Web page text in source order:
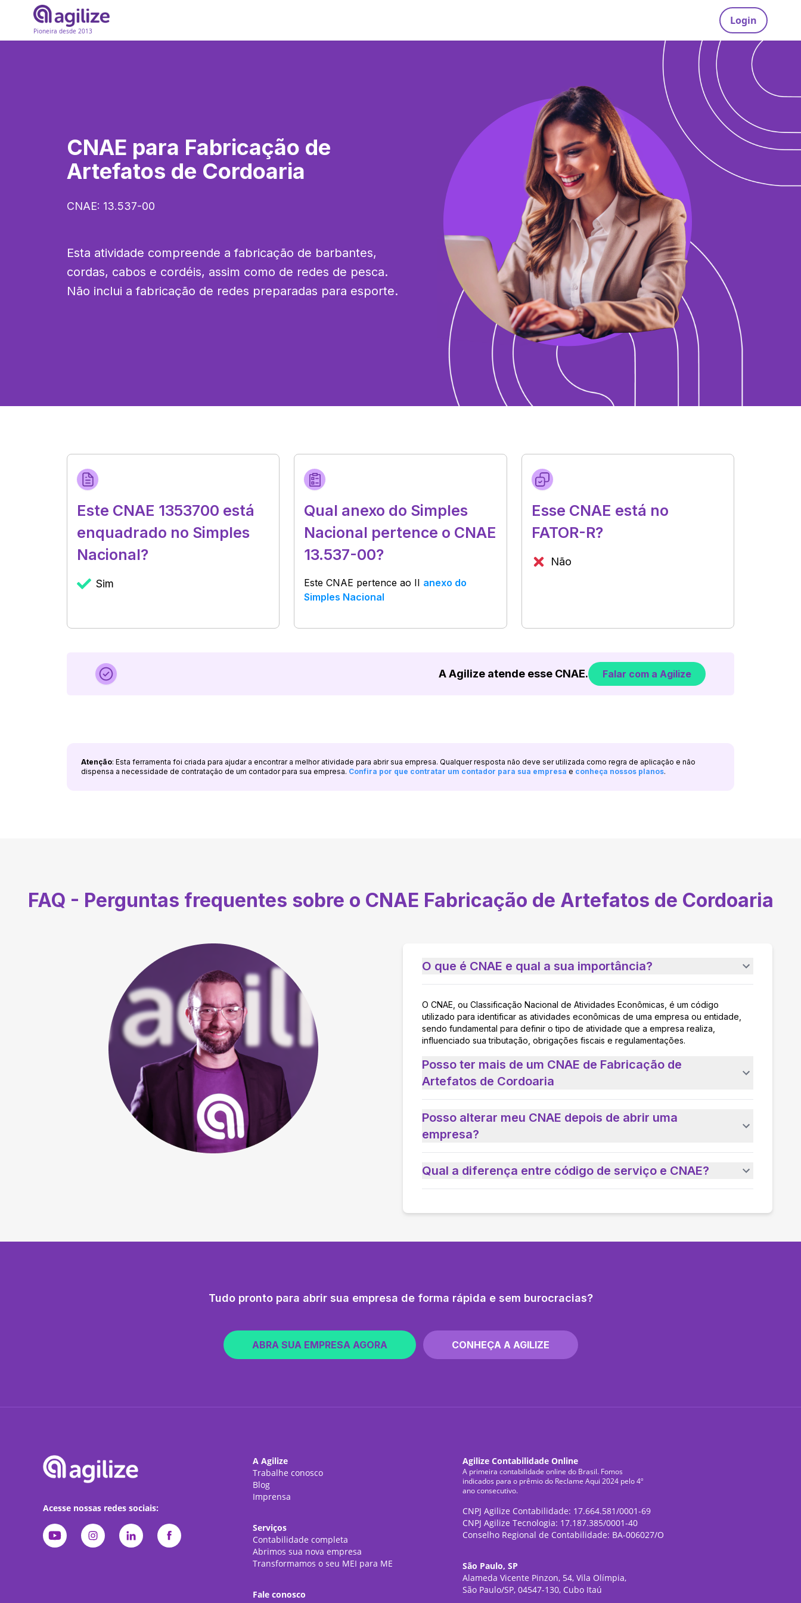
Pioneira desde 2013
Login
CNAE para Fabricação de
Artefatos de Cordoaria
CNAE: 13.537-00
Esta atividade compreende a fabricação de barbantes,
cordas, cabos e cordéis, assim como de redes de pesca.
Não inclui a fabricação de redes preparadas para esporte.
Este CNAE 1353700 está
enquadrado no Simples
Nacional?
Sim
Qual anexo do Simples
Nacional pertence o CNAE
13.537-00?
Este CNAE pertence ao II anexo do
Simples Nacional
Esse CNAE está no
FATOR-R?
Não
A Agilize atende esse CNAE. Falar com a Agilize
Atenção: Esta ferramenta foi criada para ajudar a encontrar a melhor atividade para abrir sua empresa. Qualquer resposta não deve ser utilizada como regra de aplicação e não
dispensa a necessidade de contratação de um contador para sua empresa. Confira por que contratar um contador para sua empresa e conheça nossos planos.
FAQ - Perguntas frequentes sobre o CNAE Fabricação de Artefatos de Cordoaria
O que é CNAE e qual a sua importância?
O CNAE, ou Classificação Nacional de Atividades Econômicas, é um código
utilizado para identificar as atividades econômicas de uma empresa ou entidade,
sendo fundamental para definir o tipo de atividade que a empresa realiza,
influenciado sua tributação, obrigações fiscais e regulamentações.
Posso ter mais de um CNAE de Fabricação de
Artefatos de Cordoaria
Posso alterar meu CNAE depois de abrir uma
empresa?
Qual a diferença entre código de serviço e CNAE?
Tudo pronto para abrir sua empresa de forma rápida e sem burocracias?
ABRA SUA EMPRESA AGORA CONHEÇA A AGILIZE
Acesse nossas redes sociais:
A Agilize
Trabalhe conosco
Blog
Imprensa
Serviços
Contabilidade completa
Abrimos sua nova empresa
Transformamos o seu MEI para ME
Fale conosco
Agilize Contabilidade Online
A primeira contabilidade online do Brasil. Fomos
indicados para o prêmio do Reclame Aqui 2024 pelo 4º
ano consecutivo.
CNPJ Agilize Contabilidade: 17.664.581/0001-69
CNPJ Agilize Tecnologia: 17.187.385/0001-40
Conselho Regional de Contabilidade: BA-006027/O
São Paulo, SP
Alameda Vicente Pinzon, 54, Vila Olímpia,
São Paulo/SP, 04547-130, Cubo Itaú